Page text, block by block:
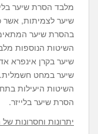
מלבד הסרת שיער
שיער לצמיתות, אשר
בהסרת שיער
השיטות הנוספות
שיער במחט
השיטות היעילות
הסרת שיער בלייזר.
יתרונות וחסרונות